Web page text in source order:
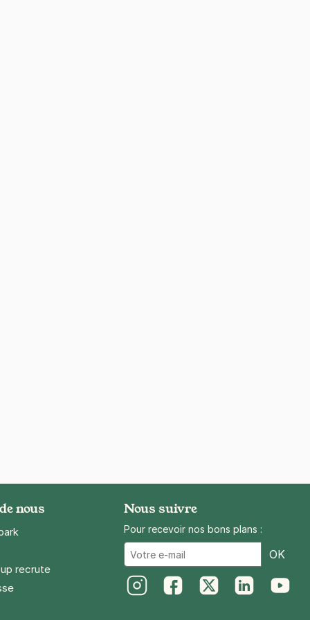
nous
recrute
Nous suivre
Pour recevoir nos bons plans :
OK